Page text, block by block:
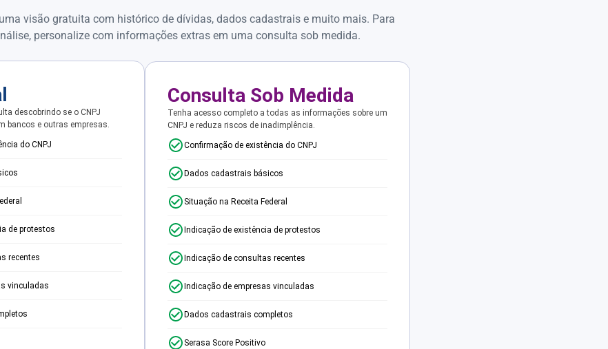
visão gratuita com histórico de dívidas, dados cadastrais e muito mais. Para
personalize com informações extras em uma consulta sob medida.
descobrindo se o CNPJ
bancos e outras empresas.
do CNPJ
de protestos
recentes
vinculadas
Consulta Sob Medida
Tenha acesso completo a todas as informações sobre um
CNPJ e reduza riscos de inadimplência.
Confirmação de existência do CNPJ
Dados cadastrais básicos
Situação na Receita Federal
Indicação de existência de protestos
Indicação de consultas recentes
Indicação de empresas vinculadas
Dados cadastrais completos
Serasa Score Positivo